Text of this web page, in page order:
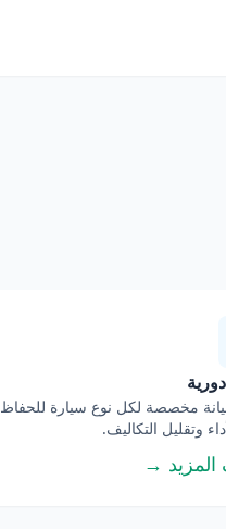
مخصصة لكل نوع سيارة للحفاظ
وتقليل التكاليف.
→